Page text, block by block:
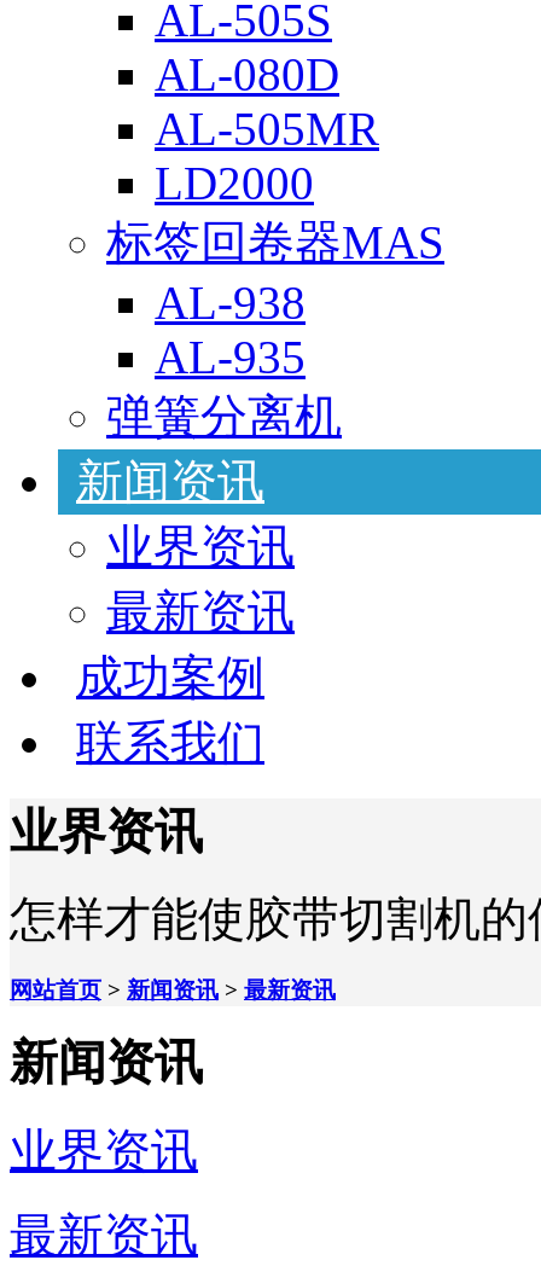
AL-505S
AL-080D
AL-505MR
LD2000
标签回卷器MAS
AL-938
AL-935
弹簧分离机
新闻资讯
业界资讯
最新资讯
成功案例
联系我们
业界资讯
怎样才能使胶带切割机
网站首页 > 新闻资讯 > 最新资讯
新闻资讯
业界资讯
最新资讯